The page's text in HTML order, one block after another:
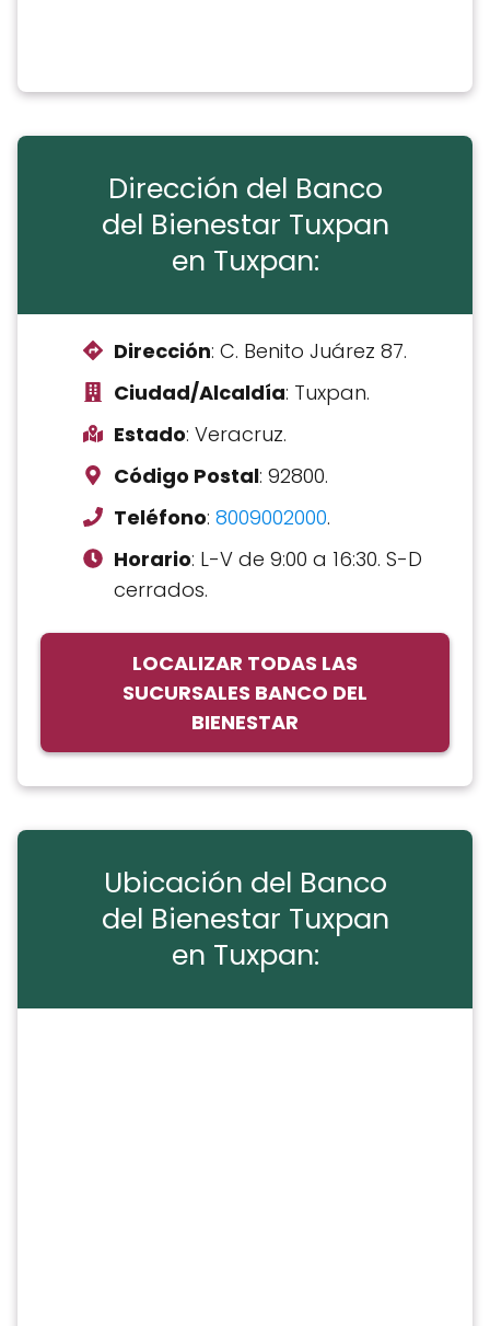
Dirección del Banco
del Bienestar Tuxpan
en Tuxpan:
Dirección: C. Benito Juárez 87.
Ciudad/Alcaldía: Tuxpan.
Estado: Veracruz.
Código Postal: 92800.
Teléfono: 8009002000.
Horario: L-V de 9:00 a 16:30. S-D
cerrados.
LOCALIZAR TODAS LAS
SUCURSALES BANCO DEL
BIENESTAR
Ubicación del Banco
del Bienestar Tuxpan
en Tuxpan: